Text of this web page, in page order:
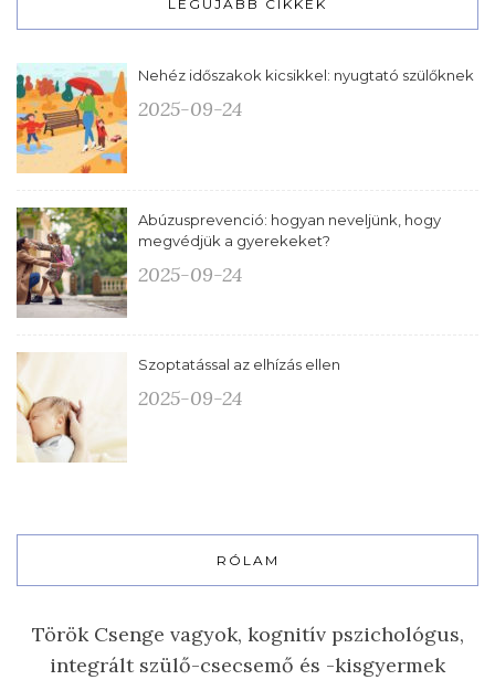
LEGÚJABB CIKKEK
Nehéz időszakok kicsikkel: nyugtató szülőknek
2025-09-24
Abúzusprevenció: hogyan neveljünk, hogy
megvédjük a gyerekeket?
2025-09-24
Szoptatással az elhízás ellen
2025-09-24
RÓLAM
Török Csenge vagyok, kognitív pszichológus,
integrált szülő-csecsemő és -kisgyermek